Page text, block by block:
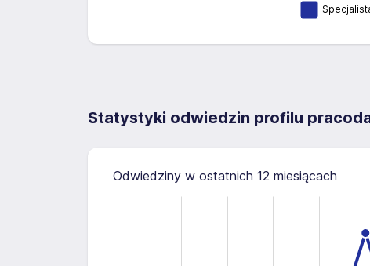
Statystyki odwiedzin profilu
Odwiedziny w ostatnich 12 miesiącach